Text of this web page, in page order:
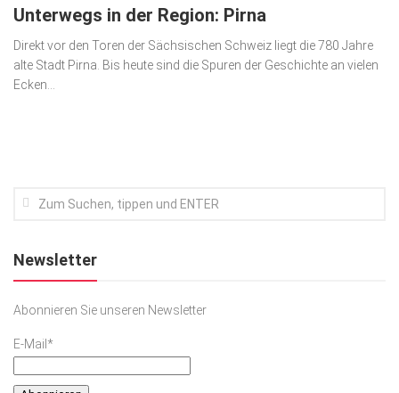
Unterwegs in der Region: Pirna
Direkt vor den Toren der Sächsischen Schweiz liegt die 780 Jahre
alte Stadt Pirna. Bis heute sind die Spuren der Geschichte an vielen
Ecken...
Newsletter
Abonnieren Sie unseren Newsletter
E-Mail*